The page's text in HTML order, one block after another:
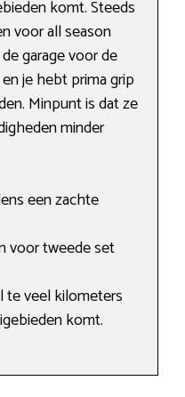
komt. Steeds
voor all season
garage voor de
je hebt prima grip
Minpunt is dat ze
minder
een zachte
voor tweede set
te veel kilometers
komt.